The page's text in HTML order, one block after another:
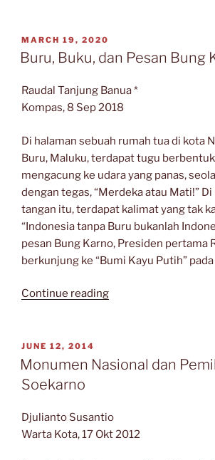
YANG
DITAFSIRKAN”
POSTED
ON
MARCH 19, 2020
Buru, Buku, dan Pesan Bung
Raudal Tanjung Banua *
Kompas, 8 Sep 2018
Di halaman sebuah rumah tua di kota
Buru, Maluku, terdapat tugu
mengacung ke udara yang panas,
dengan tegas, “Merdeka atau Mati!”
tangan itu, terdapat kalimat yang tak
“Indonesia tanpa Buru bukanlah
pesan Bung Karno, Presiden pertama
berkunjung ke “Bumi Kayu Putih”
Continue reading“Buru,
Bung
POSTED
ON
JUNE 12, 2014
Monumen Nasional dan
Soekarno
Djulianto Susantio
Warta Kota, 17 Okt 2012